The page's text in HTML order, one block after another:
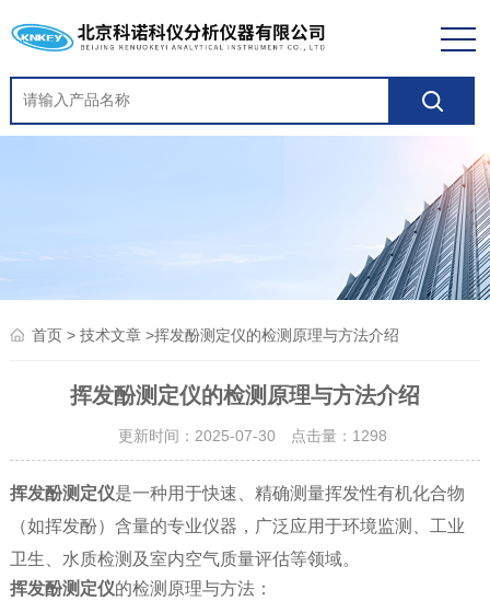
首页> 技术文章>挥发酚测定仪的检测原理与方法介绍
挥发酚测定仪的检测原理与方法介绍
更新时间：2025-07-30 点击量： 1298
挥发酚测定仪是一种用于快速、精确测量挥发性有机化合物
（如挥发酚）含量的专业仪器，广泛应用于环境监测、工业
卫生、水质检测及室内空气质量评估等领域。
挥发酚测定仪的检测原理与方法：